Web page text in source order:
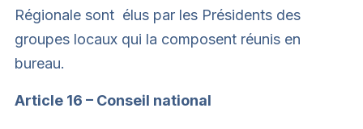
Régionale sont élus par les Présidents des
groupes locaux qui la composent réunis en
bureau.
Article 16 – Conseil national